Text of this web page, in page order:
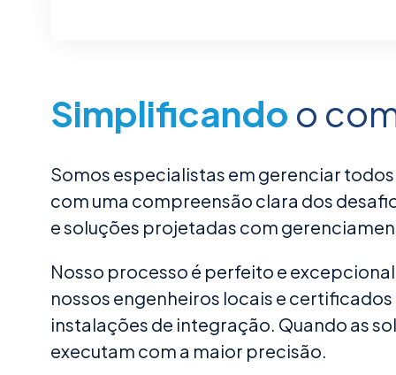
Simplificando o
Somos especialistas em gerenciar
com uma compreensão clara dos
e soluções projetadas com
Nosso processo é perfeito e
nossos engenheiros locais e
instalações de integração. Quando as
executam com a maior precisão.